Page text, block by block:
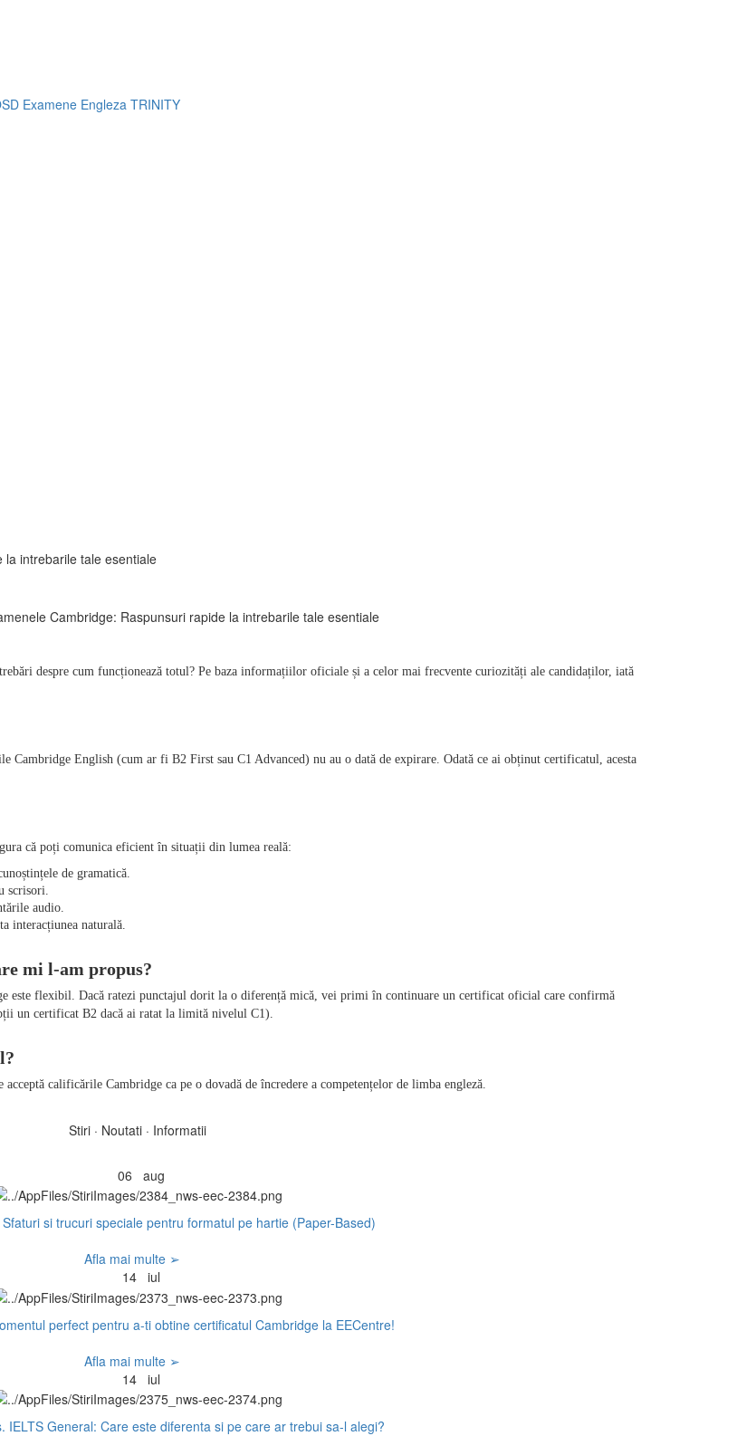
Examene Engleza TRINITY
la intrebarile tale esentiale
despre cum funcționează totul? Pe baza informațiilor oficiale și a celor mai frecvente curiozități ale candidaților, iată
Cambridge English (cum ar fi B2 First sau C1 Advanced) nu au o dată de expirare. Odată ce ai obținut certificatul, acesta
că poți comunica eficient în situații din lumea reală:
de gramatică.
scrisori.
audio.
interacțiunea naturală.
mi l-am propus?
este flexibil. Dacă ratezi punctajul dorit la o diferență mică, vei primi în continuare un certificat oficial care confirmă
un certificat B2 dacă ai ratat la limită nivelul C1).
calificările Cambridge ca pe o dovadă de încredere a competențelor de limba engleză.
Stiri · Noutati · Informatii
06 aug
si trucuri speciale pentru formatul pe hartie (Paper-Based)
Afla mai multe ➢
14 iul
perfect pentru a-ti obtine certificatul Cambridge la EECentre!
Afla mai multe ➢
14 iul
IELTS General: Care este diferenta si pe care ar trebui sa-l alegi?